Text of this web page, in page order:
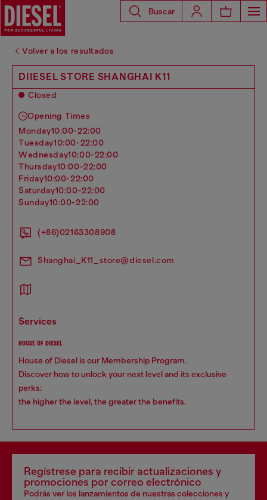
Buscar
Volver a los resultados
DIIESEL STORE SHANGHAI K11
Closed
Opening Times
monday10:00-22:00
tuesday10:00-22:00
wednesday10:00-22:00
thursday10:00-22:00
friday10:00-22:00
saturday10:00-22:00
sunday10:00-22:00
(+86)02163308908
Shanghai_K11_store@diesel.com
services
HOUSE OF DIESEL
House of Diesel is our Membership Program.
Discover how to unlock your next level and its exclusive
perks:
the higher the level, the greater the benefits.
Regístrese para recibir actualizaciones y
promociones por correo electrónico
Podrás ver los lanzamientos de nuestras colecciones y